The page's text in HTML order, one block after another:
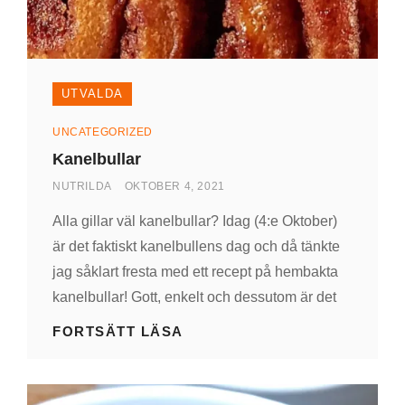
UTVALDA
Kategorier
UNCATEGORIZED
Kanelbullar
AV
NUTRILDA
PUBLICERAD
OKTOBER 4, 2021
Alla gillar väl kanelbullar? Idag (4:e Oktober)
är det faktiskt kanelbullens dag och då tänkte
jag såklart fresta med ett recept på hembakta
kanelbullar! Gott, enkelt och dessutom är det
FORTSÄTT LÄSA